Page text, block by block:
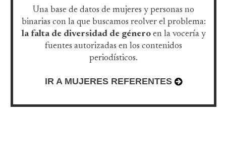
Una base de datos de mujeres y personas no
binarias con la que buscamos reolver el problema:
la falta de diversidad de género en la vocería y
fuentes autorizadas en los contenidos
periodísticos.
IR A MUJERES REFERENTES